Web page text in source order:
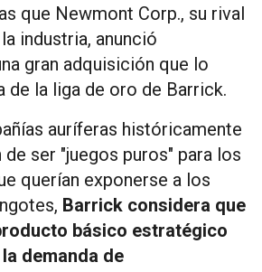
que Newmont Corp., su rival
industria, anunció
gran adquisición que lo
de la liga de oro de Barrick.
auríferas históricamente
ser "juegos puros" para los
querían exponerse a los
Barrick considera que
básico estratégico
demanda de